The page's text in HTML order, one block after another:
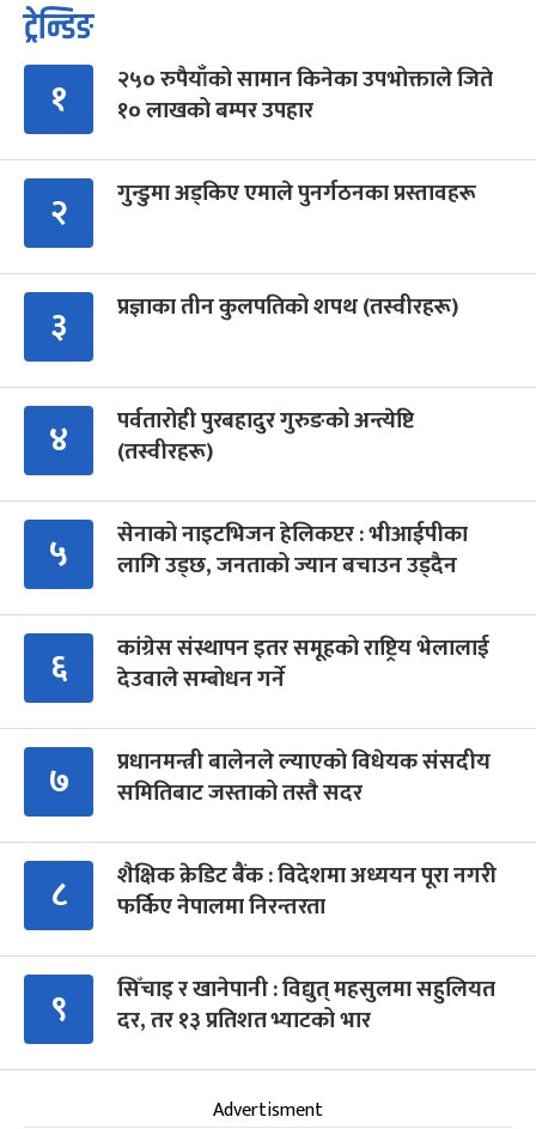
ट्रेन्डिङ
१
२५० रुपैयाँको सामान किनेका उपभोक्ताले जिते
१० लाखको बम्पर उपहार
२ गुन्डुमा अड्किए एमाले पुनर्गठनका प्रस्तावहरू
३ प्रज्ञाका तीन कुलपतिको शपथ (तस्वीरहरू)
४
पर्वतारोही पुरबहादुर गुरुङको अन्त्येष्टि
(तस्वीरहरू)
५
सेनाको नाइटभिजन हेलिकप्टर : भीआईपीका
लागि उड्छ, जनताको ज्यान बचाउन उड्दैन
६
कांग्रेस संस्थापन इतर समूहको राष्ट्रिय भेलालाई
देउवाले सम्बोधन गर्ने
७
प्रधानमन्त्री बालेनले ल्याएको विधेयक संसदीय
समितिबाट जस्ताको तस्तै सदर
८
शैक्षिक क्रेडिट बैंक : विदेशमा अध्ययन पूरा नगरी
फर्किए नेपालमा निरन्तरता
९
सिँचाइ र खानेपानी : विद्युत् महसुलमा सहुलियत
दर, तर १३ प्रतिशत भ्याटको भार
Advertisment